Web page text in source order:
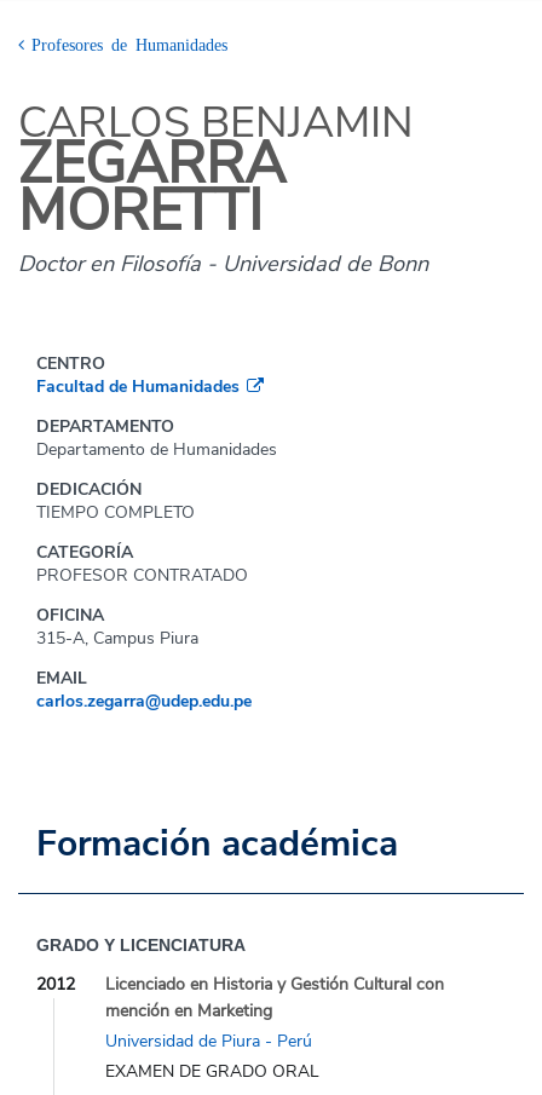
Profesores de Humanidades
CARLOS BENJAMIN
ZEGARRA
MORETTI
Doctor en Filosofía - Universidad de Bonn
CENTRO
Facultad de Humanidades
DEPARTAMENTO
Departamento de Humanidades
DEDICACIÓN
TIEMPO COMPLETO
CATEGORÍA
PROFESOR CONTRATADO
OFICINA
315-A, Campus Piura
EMAIL
carlos.zegarra@udep.edu.pe
Formación académica
GRADO Y LICENCIATURA
2012
Licenciado en Historia y Gestión Cultural con
mención en Marketing
Universidad de Piura - Perú
EXAMEN DE GRADO ORAL